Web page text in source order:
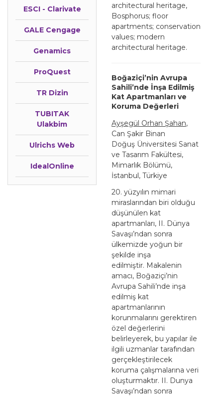
ESCI - Clarivate
GALE Cengage
Genamics
ProQuest
TR Dizin
TUBITAK
Ulakbim
Ulrichs Web
IdealOnline
architectural heritage,
Bosphorus; floor
apartments; conservation
values; modern
architectural heritage.
Boğaziçi’nin Avrupa
Sahili’nde İnşa Edilmiş
Kat Apartmanları ve
Koruma Değerleri
Ayşegül Orhan Şahan,
Can Şakir Binan
Doğuş Üniversitesi Sanat
ve Tasarım Fakültesi,
Mimarlık Bölümü,
İstanbul, Türkiye
20. yüzyılın mimari
miraslarından biri olduğu
düşünülen kat
apartmanları, II. Dünya
Savaşı’ndan sonra
ülkemizde yoğun bir
şekilde inşa
edilmiştir. Makalenin
amacı, Boğaziçi’nin
Avrupa Sahili’nde inşa
edilmiş kat
apartmanlarının
korunmalarını gerektiren
özel değerlerini
belirleyerek, bu yapılar ile
ilgili uzmanlar tarafından
gerçekleştirilecek
koruma çalışmalarına veri
oluşturmaktır. II. Dunya
Savaşı’ndan sonra